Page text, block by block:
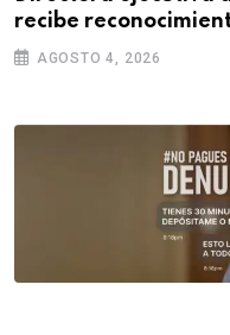
recibe
AGOSTO 4, 2026